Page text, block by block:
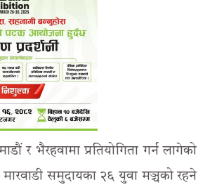
र भैरहवामा प्रतियोगिता गर्न लागेको
समुदायका २६ युवा मञ्चको रहने